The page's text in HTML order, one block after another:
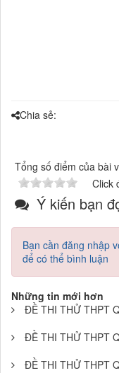
Chia sẻ:
Tổng số điểm của bài
Click
Ý kiến bạn
Bạn cần đăng nhập
để có thể bình luận
Những tin mới hơn
ĐỀ THI THỬ THPT
ĐỀ THI THỬ THPT
ĐỀ THI THỬ THPT